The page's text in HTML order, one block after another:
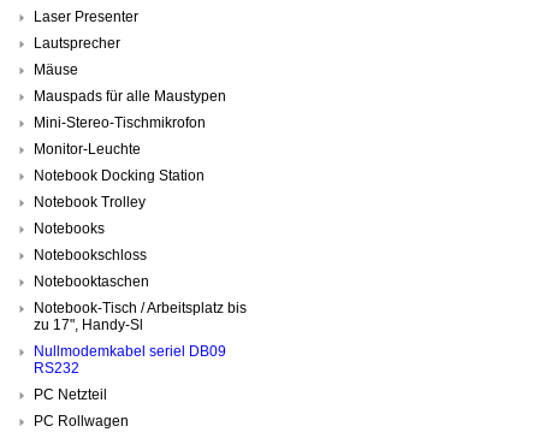
Laser Presenter
Lautsprecher
Mäuse
Mauspads für alle Maustypen
Mini-Stereo-Tischmikrofon
Monitor-Leuchte
Notebook Docking Station
Notebook Trolley
Notebooks
Notebookschloss
Notebooktaschen
Notebook-Tisch / Arbeitsplatz bis
zu 17", Handy-Sl
Nullmodemkabel seriel DB09
RS232
PC Netzteil
PC Rollwagen